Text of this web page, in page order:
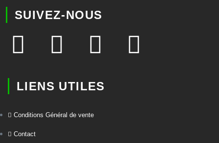
SUIVEZ-NOUS
LIENS UTILES
Conditions Général de vente
Contact